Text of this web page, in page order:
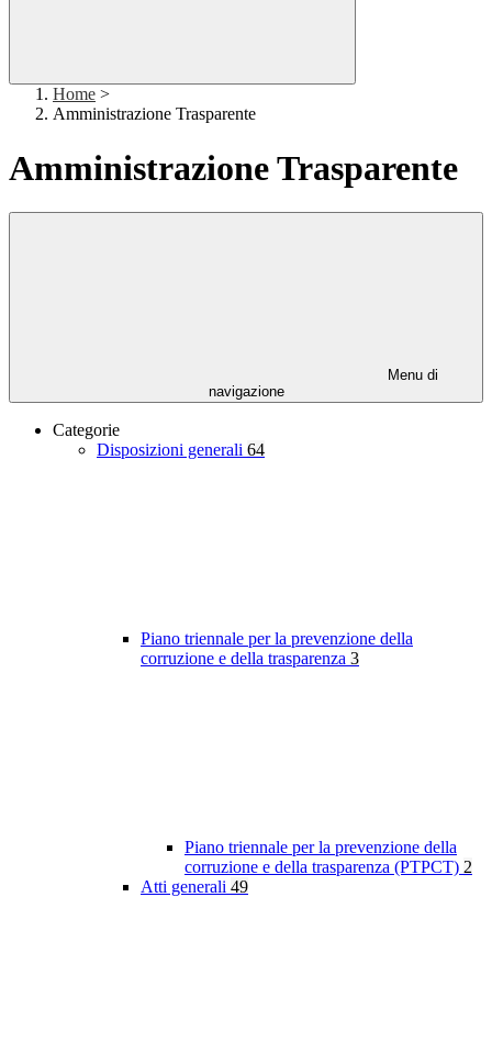
Home >
Amministrazione Trasparente
Amministrazione Trasparente
Menu di
navigazione
Categorie
Disposizioni generali 64
Piano triennale per la prevenzione della
corruzione e della trasparenza 3
Piano triennale per la prevenzione della
corruzione e della trasparenza (PTPCT) 2
Atti generali 49